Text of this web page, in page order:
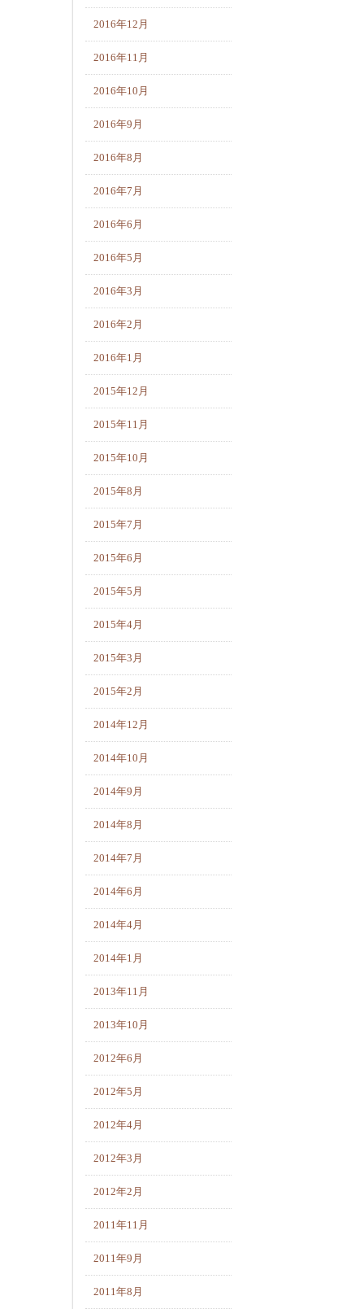
2016年12月
2016年11月
2016年10月
2016年9月
2016年8月
2016年7月
2016年6月
2016年5月
2016年3月
2016年2月
2016年1月
2015年12月
2015年11月
2015年10月
2015年8月
2015年7月
2015年6月
2015年5月
2015年4月
2015年3月
2015年2月
2014年12月
2014年10月
2014年9月
2014年8月
2014年7月
2014年6月
2014年4月
2014年1月
2013年11月
2013年10月
2012年6月
2012年5月
2012年4月
2012年3月
2012年2月
2011年11月
2011年9月
2011年8月